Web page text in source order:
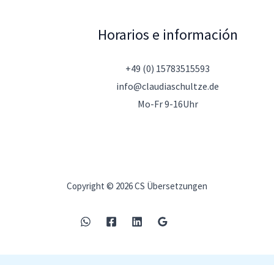
Horarios e información
+49 (0) 15783515593
info@claudiaschultze.de
Mo-Fr 9-16Uhr
Copyright © 2026 CS Übersetzungen